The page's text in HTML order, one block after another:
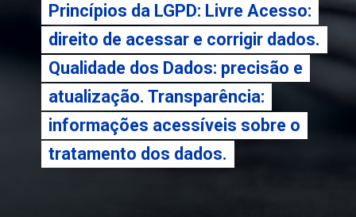
Princípios da LGPD: Livre Acesso:
direito de acessar e corrigir dados.
Qualidade dos Dados: precisão e
atualização. Transparência:
informações acessíveis sobre o
tratamento dos dados.
Princípios da LGPD: Livre Acesso:
direito de acessar e corrigir dados.
Qualidade dos Dados: precisão e
atualização. Transparência:
informações acessíveis sobre o
tratamento dos dados.